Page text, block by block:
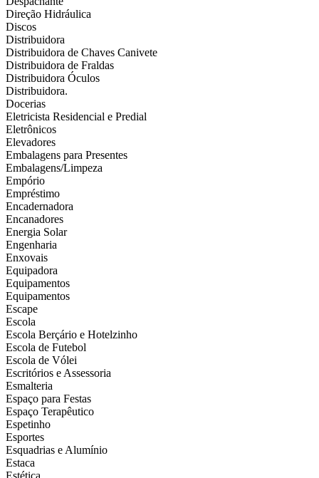
Direção Hidráulica
Discos
Distribuidora
Distribuidora de Chaves Canivete
Distribuidora de Fraldas
Distribuidora Óculos
Distribuidora.
Docerias
Eletricista Residencial e Predial
Eletrônicos
Elevadores
Embalagens para Presentes
Embalagens/Limpeza
Empório
Empréstimo
Encadernadora
Encanadores
Energia Solar
Engenharia
Enxovais
Equipadora
Equipamentos
Equipamentos
Escape
Escola
Escola Berçário e Hotelzinho
Escola de Futebol
Escola de Vólei
Escritórios e Assessoria
Esmalteria
Espaço para Festas
Espaço Terapêutico
Espetinho
Esportes
Esquadrias e Alumínio
Estaca